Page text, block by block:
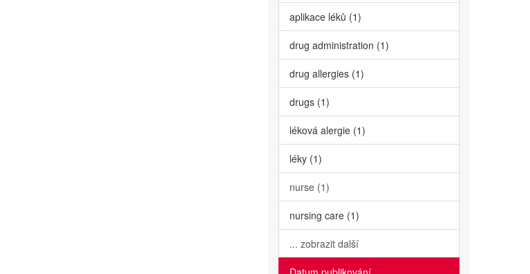
aplikace léků (1)
drug administration (1)
drug allergies (1)
drugs (1)
léková alergie (1)
léky (1)
nurse (1)
nursing care (1)
... zobrazit další